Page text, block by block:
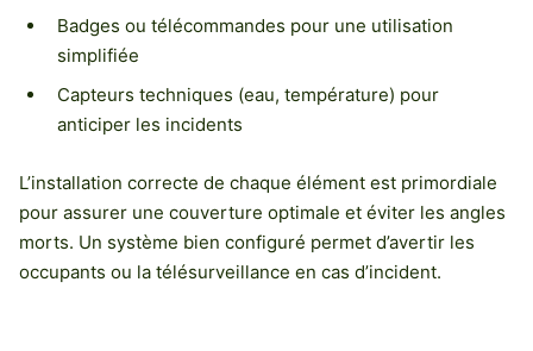
Badges ou télécommandes pour une utilisation
simplifiée
Capteurs techniques (eau, température) pour
anticiper les incidents
L’installation correcte de chaque élément est primordiale
pour assurer une couverture optimale et éviter les angles
morts. Un système bien configuré permet d’avertir les
occupants ou la télésurveillance en cas d’incident.